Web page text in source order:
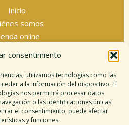
consentimiento
utilizamos tecnologías como las
a la información del dispositivo. El
nos permitirá procesar datos
o las identificaciones únicas
el consentimiento, puede afectar
y funciones.
Inicio
somos
online
legal